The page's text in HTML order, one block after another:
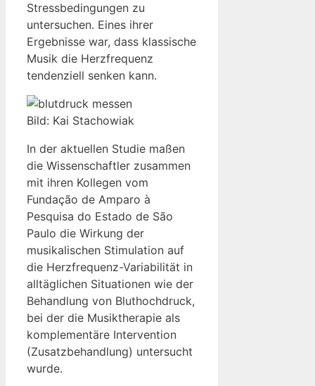
Stressbedingungen zu
untersuchen. Eines ihrer
Ergebnisse war, dass klassische
Musik die Herzfrequenz
tendenziell senken kann.
Bild: Kai Stachowiak
In der aktuellen Studie maßen
die Wissenschaftler zusammen
mit ihren Kollegen vom
Fundação de Amparo à
Pesquisa do Estado de São
Paulo die Wirkung der
musikalischen Stimulation auf
die Herzfrequenz-Variabilität in
alltäglichen Situationen wie der
Behandlung von Bluthochdruck,
bei der die Musiktherapie als
komplementäre Intervention
(Zusatzbehandlung) untersucht
wurde.